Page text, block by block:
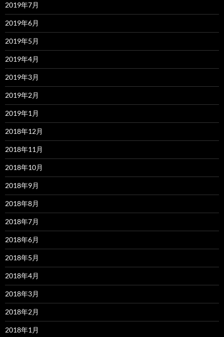
2019年7月
2019年6月
2019年5月
2019年4月
2019年3月
2019年2月
2019年1月
2018年12月
2018年11月
2018年10月
2018年9月
2018年8月
2018年7月
2018年6月
2018年5月
2018年4月
2018年3月
2018年2月
2018年1月